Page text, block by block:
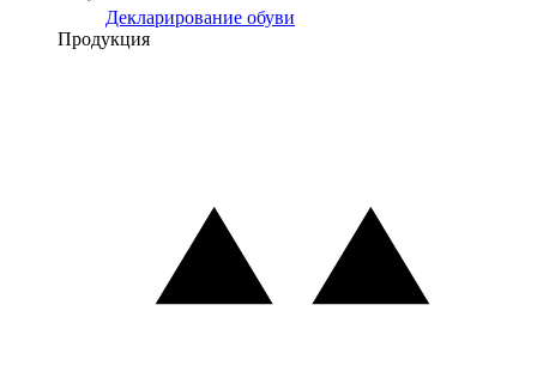
Декларирование обуви
Продукция